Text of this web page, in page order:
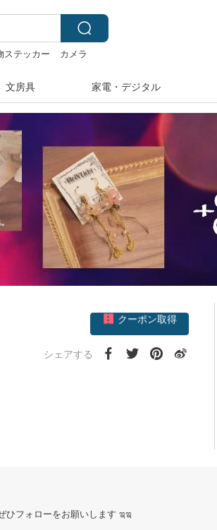
ステッカー
カメラ
文房具 家電・デジタル
フォローする
シェアする
ひフォローをお願いします ಇಇ